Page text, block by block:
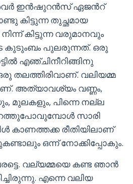
ഇൻഷുറൻസ് ഏജൻറ്
തുച്ഛമായ
കിട്ടുന്ന വരുമാനവും
പുലരുന്നത്. ഒരു
എഞ്ചിനീറിങ്ങിനു
തലത്തിരിവാണ്. വലിയമ്മ
അത്യാവശ്യം വണ്ണം,
മുലകളും, പിന്നെ നല്ല
സാരി
കാണത്തക്ക രീതിയിലാണ്
ഒന്ന് നോക്കിപ്പോകും.
വല്യമ്മയെ കണ്ട ഞാൻ
എന്നെ വലിയ